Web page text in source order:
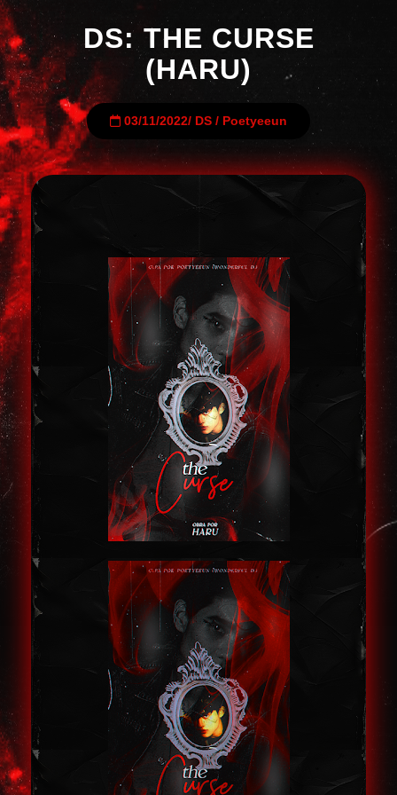
DS: THE CURSE
(HARU)
03/11/2022/ DS / Poetyeeun